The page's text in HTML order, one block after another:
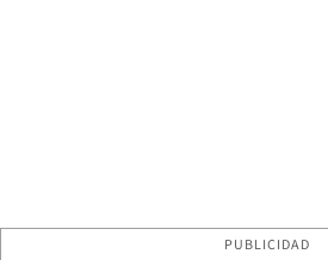
PUBLICIDAD